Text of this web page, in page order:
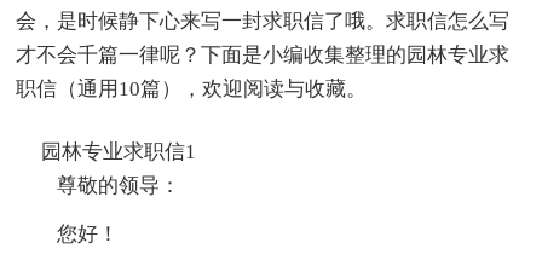
会，是时候静下心来写一封求职信了哦。求职信怎么写
才不会千篇一律呢？下面是小编收集整理的园林专业求
职信（通用10篇），欢迎阅读与收藏。
园林专业求职信1
尊敬的领导：
您好！